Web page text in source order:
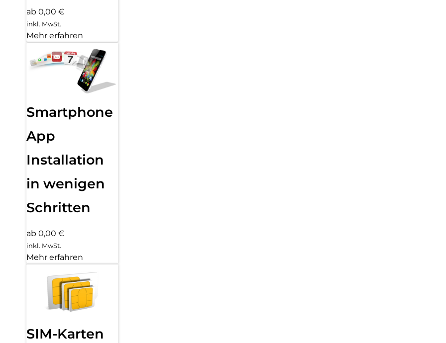
ab 0,00 €
inkl. MwSt.
Mehr erfahren
Smartphone
App
Installation
in wenigen
Schritten
ab 0,00 €
inkl. MwSt.
Mehr erfahren
SIM-Karten